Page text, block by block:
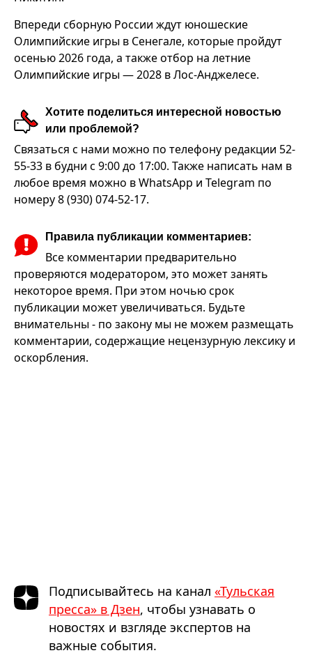
Впереди сборную России ждут юношеские
Олимпийские игры в Сенегале, которые пройдут
осенью 2026 года, а также отбор на летние
Олимпийские игры — 2028 в Лос-Анджелесе.
Хотите поделиться интересной новостью
или проблемой?
Связаться с нами можно по телефону редакции 52-
55-33 в будни с 9:00 до 17:00. Также написать нам в
любое время можно в WhatsApp и Telegram по
номеру 8 (930) 074-52-17.
Правила публикации комментариев:
Все комментарии предварительно
проверяются модератором, это может занять
некоторое время. При этом ночью срок
публикации может увеличиваться. Будьте
внимательны - по закону мы не можем размещать
комментарии, содержащие нецензурную лексику и
оскорбления.
Подписывайтесь на канал «Тульская
пресса» в Дзен, чтобы узнавать о
новостях и взгляде экспертов на
важные события.